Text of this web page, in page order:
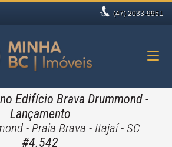
(47) 2033-9951
Edifício Brava Drummond-
Lançamento
- Praia Brava - Itajaí - SC
#4.542